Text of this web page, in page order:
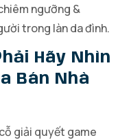
ngưỡng &
trong làn da đình.
Hãy Nhìn
Bán Nhà
giải quyết game